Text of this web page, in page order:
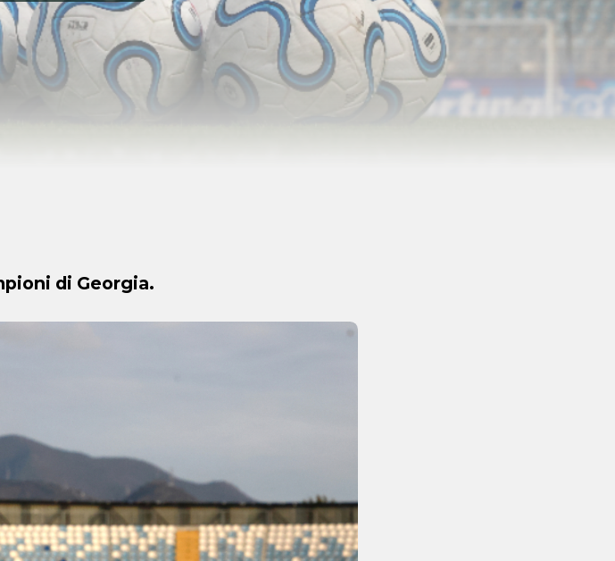
di Georgia.